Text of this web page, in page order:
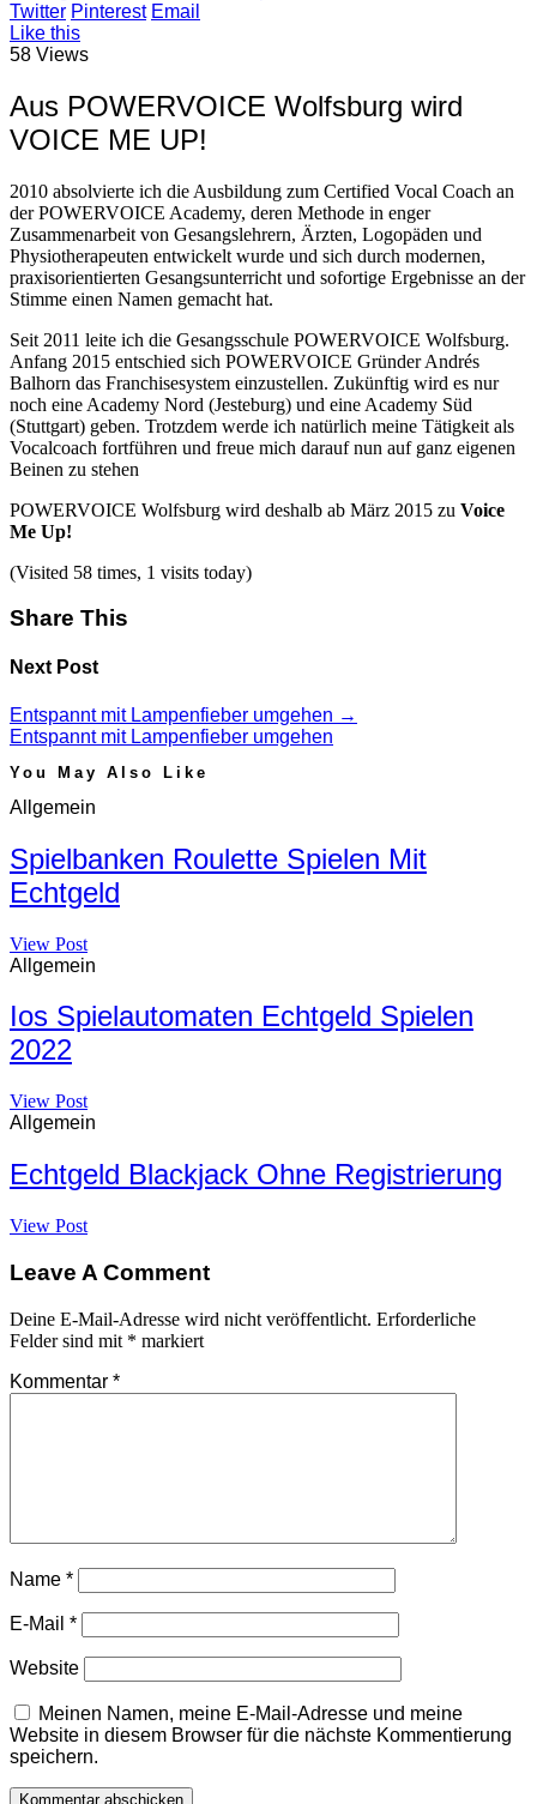
Twitter Pinterest Email
Like this
58 Views
Aus POWERVOICE Wolfsburg wird
VOICE ME UP!
2010 absolvierte ich die Ausbildung zum Certified Vocal Coach an
der POWERVOICE Academy, deren Methode in enger
Zusammenarbeit von Gesangslehrern, Ärzten, Logopäden und
Physiotherapeuten entwickelt wurde und sich durch modernen,
praxisorientierten Gesangsunterricht und sofortige Ergebnisse an der
Stimme einen Namen gemacht hat.
Seit 2011 leite ich die Gesangsschule POWERVOICE Wolfsburg.
Anfang 2015 entschied sich POWERVOICE Gründer Andrés
Balhorn das Franchisesystem einzustellen. Zukünftig wird es nur
noch eine Academy Nord (Jesteburg) und eine Academy Süd
(Stuttgart) geben. Trotzdem werde ich natürlich meine Tätigkeit als
Vocalcoach fortführen und freue mich darauf nun auf ganz eigenen
Beinen zu stehen
POWERVOICE Wolfsburg wird deshalb ab März 2015 zu Voice
Me Up!
(Visited 58 times, 1 visits today)
Share This
Next Post
Entspannt mit Lampenfieber umgehen →
Entspannt mit Lampenfieber umgehen
You May Also Like
Allgemein
Spielbanken Roulette Spielen Mit
Echtgeld
View Post
Allgemein
Ios Spielautomaten Echtgeld Spielen
2022
View Post
Allgemein
Echtgeld Blackjack Ohne Registrierung
View Post
Leave A Comment
Deine E-Mail-Adresse wird nicht veröffentlicht. Erforderliche
Felder sind mit * markiert
Kommentar *
Name *
E-Mail *
Website
Meinen Namen, meine E-Mail-Adresse und meine
Website in diesem Browser für die nächste Kommentierung
speichern.